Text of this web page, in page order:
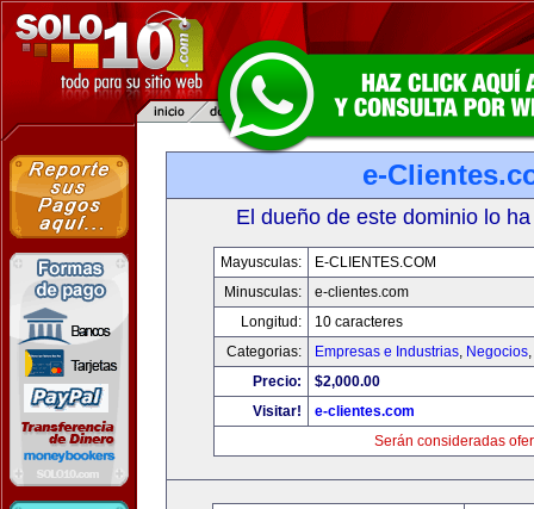
e-
El dueño de este dominio lo
Mayusculas:
E-CLIENTES.COM
Minusculas:
e-clientes.com
Longitud:
10 caracteres
Categorias:
Empresas e Industrias, Negocios,
Precio:
$2,000.00
Visitar!
e-clientes.com
Serán consideradas